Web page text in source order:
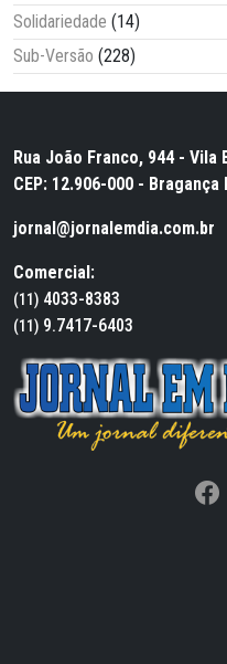
Solidariedade (14)
Sub-Versão (228)
Rua João Franco, 944 - Vila
CEP: 12.906-000 -
jornal@jornalemdia.com.br
Comercial:
(11) 4033-8383
(11) 9.7417-6403